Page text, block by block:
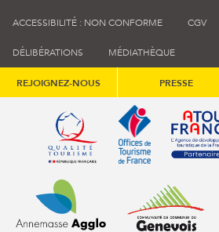
ACCESSIBILITÉ : NON CONFORME CGV
DÉLIBÉRATIONS MÉDIATHÈQUE
REJOIGNEZ-NOUS PRESSE
Qualité tourisme (s'ouvre
Office deAtout
Annemasse Agglo (s'ouvre dans